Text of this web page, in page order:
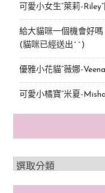
可愛小女生“萊莉-
給大貓咪一個機會好嗎
(貓咪已經送出^^)
優雅小花貓“薇娜-
可愛小橘寶”米夏-